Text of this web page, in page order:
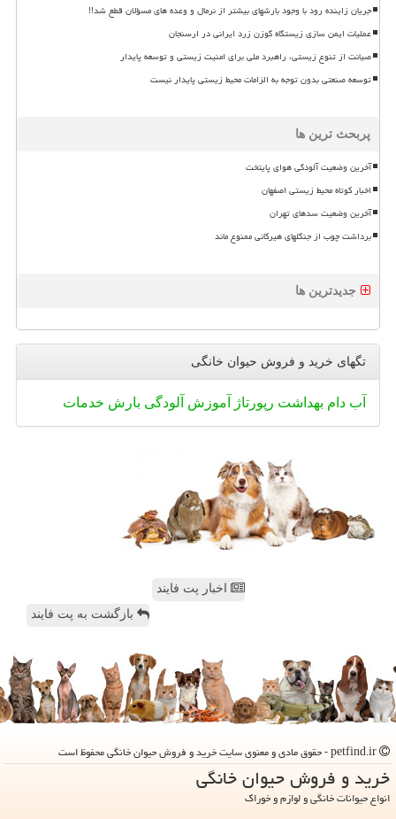
جریان زاینده رود با وجود بارشهای بیشتر از نرمال و وعده های مسؤلان قطع شد!!
عملیات ایمن سازی زیستگاه گوزن زرد ایرانی در ارسنجان
صیانت از تنوع زیستی، راهبرد ملی برای امنیت زیستی و توسعه پایدار
توسعه صنعتی بدون توجه به الزامات محیط زیستی پایدار نیست
پربحث ترین ها
آخرین وضعیت آلودگی هوای پایتخت
اخبار کوتاه محیط زیستی اصفهان
آخرین وضعیت سدهای تهران
برداشت چوب از جنگلهای هیرکانی ممنوع ماند
جدیدترین ها
تگهای خرید و فروش حیوان خانگی
آب دام بهداشت رپورتاژ آموزش آلودگی بارش خدمات
اخبار پت فایند
بازگشت به پت فایند
خرید و فروش حیوان خانگی
انواع حیوانات خانگی و لوازم و خوراک